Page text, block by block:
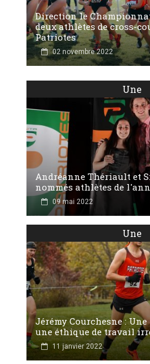
Direction le
deux athlètes de cross-
Patriotes
02 novembre 2022
Une
Andréanne Thériault et
nommés athlètes de
09 mai 2022
Une
Jérémy Courchesne :
une éthique de travail
11 janvier 2022